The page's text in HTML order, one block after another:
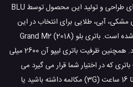
دارند. رنگ های مختلفی برای طراحی و تولید این محصول توسط BLU
آبی، طلایی برای انتخاب در این
تلفن همراه توسط بلو ارائه شده است. باتری بلو Grand M2 (2018)
برای جا به جایی باز می شود. همچنین ظرفیت باتری لیپو آن 2600 میلی
که در اختیار شما قرار می گیرد می
توانید تا 22 ساعت (2G) / تا 16 ساعت (3G) مکالمه داشته باشید یا